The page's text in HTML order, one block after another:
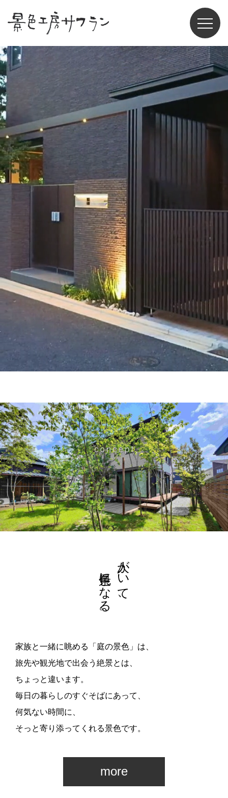
人がいて、
景色になる。
家族と一緒に眺める「庭の景色」は、
旅先や観光地で出会う絶景とは、
ちょっと違います。
毎日の暮らしのすぐそばにあって、
何気ない時間に、
そっと寄り添ってくれる景色です。
more